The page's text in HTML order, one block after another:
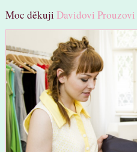
Moc děkujiDavidovi Prouzovi